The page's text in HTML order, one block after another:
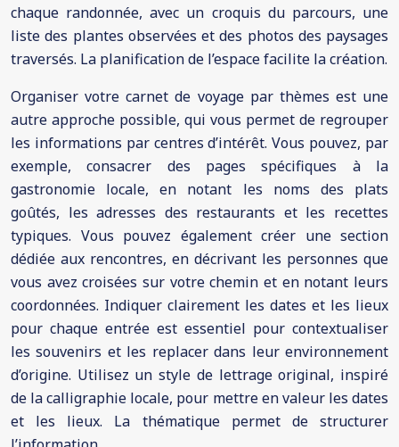
chaque randonnée, avec un croquis du parcours, une
liste des plantes observées et des photos des paysages
traversés. La planification de l’espace facilite la création.
Organiser votre carnet de voyage par thèmes est une
autre approche possible, qui vous permet de regrouper
les informations par centres d’intérêt. Vous pouvez, par
exemple, consacrer des pages spécifiques à la
gastronomie locale, en notant les noms des plats
goûtés, les adresses des restaurants et les recettes
typiques. Vous pouvez également créer une section
dédiée aux rencontres, en décrivant les personnes que
vous avez croisées sur votre chemin et en notant leurs
coordonnées. Indiquer clairement les dates et les lieux
pour chaque entrée est essentiel pour contextualiser
les souvenirs et les replacer dans leur environnement
d’origine. Utilisez un style de lettrage original, inspiré
de la calligraphie locale, pour mettre en valeur les dates
et les lieux. La thématique permet de structurer